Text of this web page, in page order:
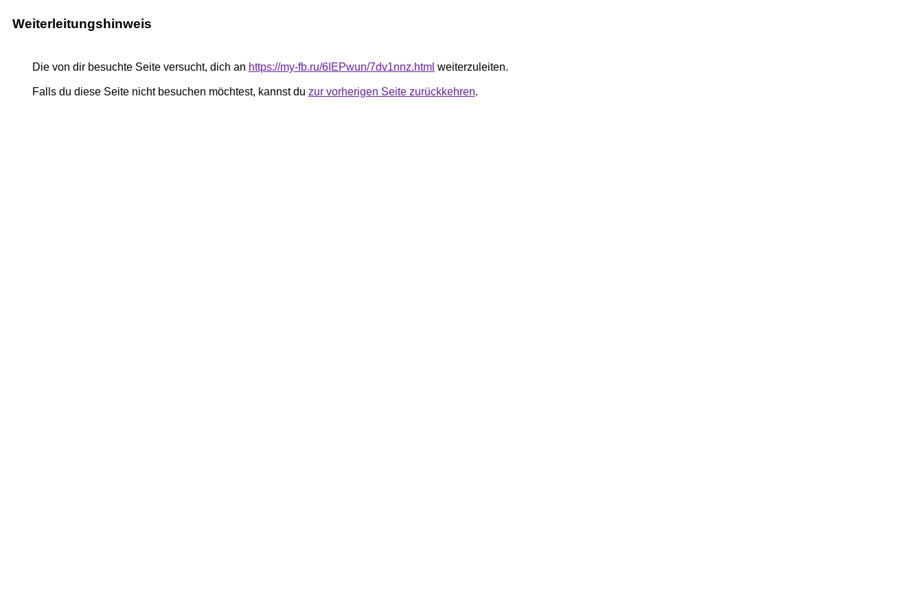
Weiterleitungshinweis
Die von dir besuchte Seite versucht, dich an https://my-fb.ru/6IEPwun/7dv1nnz.html weiterzuleiten.
Falls du diese Seite nicht besuchen möchtest, kannst du zur vorherigen Seite zurückkehren.